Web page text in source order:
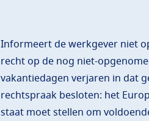
Informeert de werkgever niet
recht op de nog niet-
vakantiedagen verjaren in dat
rechtspraak besloten: het
staat moet stellen om